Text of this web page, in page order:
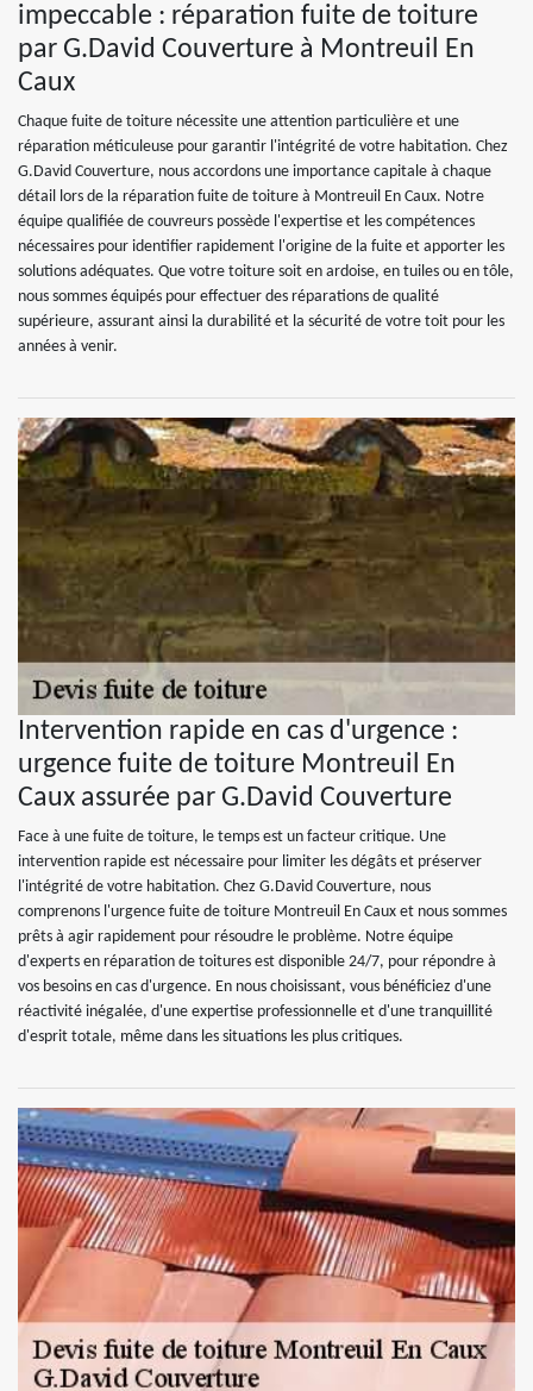
impeccable : réparation fuite de toiture
par G.David Couverture à Montreuil En
Caux
Chaque fuite de toiture nécessite une attention particulière et une
réparation méticuleuse pour garantir l'intégrité de votre habitation. Chez
G.David Couverture, nous accordons une importance capitale à chaque
détail lors de la réparation fuite de toiture à Montreuil En Caux. Notre
équipe qualifiée de couvreurs possède l'expertise et les compétences
nécessaires pour identifier rapidement l'origine de la fuite et apporter les
solutions adéquates. Que votre toiture soit en ardoise, en tuiles ou en tôle,
nous sommes équipés pour effectuer des réparations de qualité
supérieure, assurant ainsi la durabilité et la sécurité de votre toit pour les
années à venir.
Intervention rapide en cas d'urgence :
urgence fuite de toiture Montreuil En
Caux assurée par G.David Couverture
Face à une fuite de toiture, le temps est un facteur critique. Une
intervention rapide est nécessaire pour limiter les dégâts et préserver
l'intégrité de votre habitation. Chez G.David Couverture, nous
comprenons l'urgence fuite de toiture Montreuil En Caux et nous sommes
prêts à agir rapidement pour résoudre le problème. Notre équipe
d'experts en réparation de toitures est disponible 24/7, pour répondre à
vos besoins en cas d'urgence. En nous choisissant, vous bénéficiez d'une
réactivité inégalée, d'une expertise professionnelle et d'une tranquillité
d'esprit totale, même dans les situations les plus critiques.